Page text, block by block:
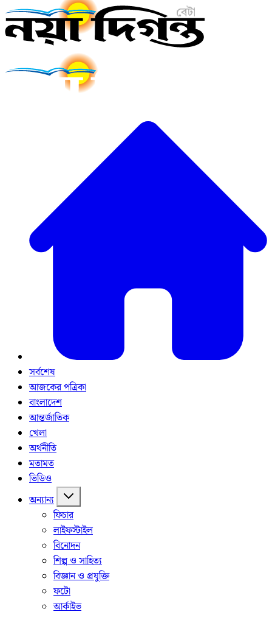
সর্বশেষ
আজকের পত্রিকা
বাংলাদেশ
আন্তর্জাতিক
খেলা
অর্থনীতি
মতামত
ভিডিও
অন্যান্য
ফিচার
লাইফস্টাইল
বিনোদন
শিল্প ও সাহিত্য
বিজ্ঞান ও প্রযুক্তি
ফটো
আর্কাইভ